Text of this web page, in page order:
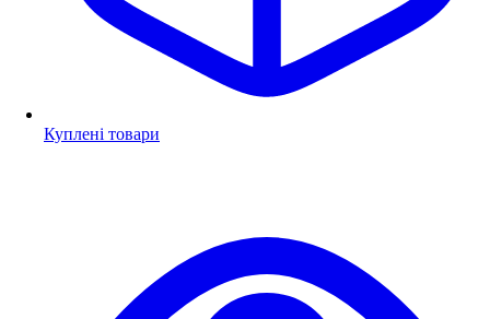
Куплені товари